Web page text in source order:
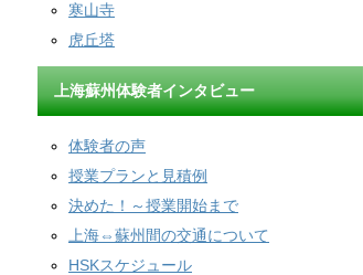
寒山寺
虎丘塔
上海蘇州体験者インタビュー
体験者の声
授業プランと見積例
決めた！～授業開始まで
上海⇔蘇州間の交通について
HSKスケジュール